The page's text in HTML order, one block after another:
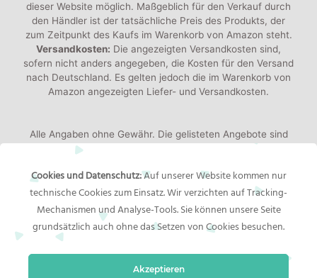
dieser Website möglich. Maßgeblich für den Verkauf durch
den Händler ist der tatsächliche Preis des Produkts, der
zum Zeitpunkt des Kaufs im Warenkorb von Amazon steht.
Versandkosten: Die angezeigten Versandkosten sind,
sofern nicht anders angegeben, die Kosten für den Versand
nach Deutschland. Es gelten jedoch die im Warenkorb von
Amazon angezeigten Liefer- und Versandkosten.
Alle Angaben ohne Gewähr. Die gelisteten Angebote sind
keine verbindlichen Werbeaussagen der Anbieter!
jeweiligen Händler oder Hersteller bereitgestellt. Das
gelieferte Produkt kann von den Bildern abweichen.
Cookies und Datenschutz:Auf unserer Website kommen nur
technische Cookies zum Einsatz. Wir verzichten auf Tracking-
Mechanismen und Analyse-Tools. Sie können unsere Seite
grundsätzlich auch ohne das Setzen von Cookies besuchen.
Akzeptieren